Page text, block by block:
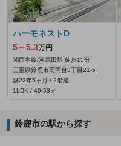
ハーモネストD
5～5.3万円
関西本線/河原田駅 徒歩15分
三重県鈴鹿市高岡台3丁目21-5
築22年5ヶ月 / 2階建
1LDK / 49.53㎡
鈴鹿市の駅から探す